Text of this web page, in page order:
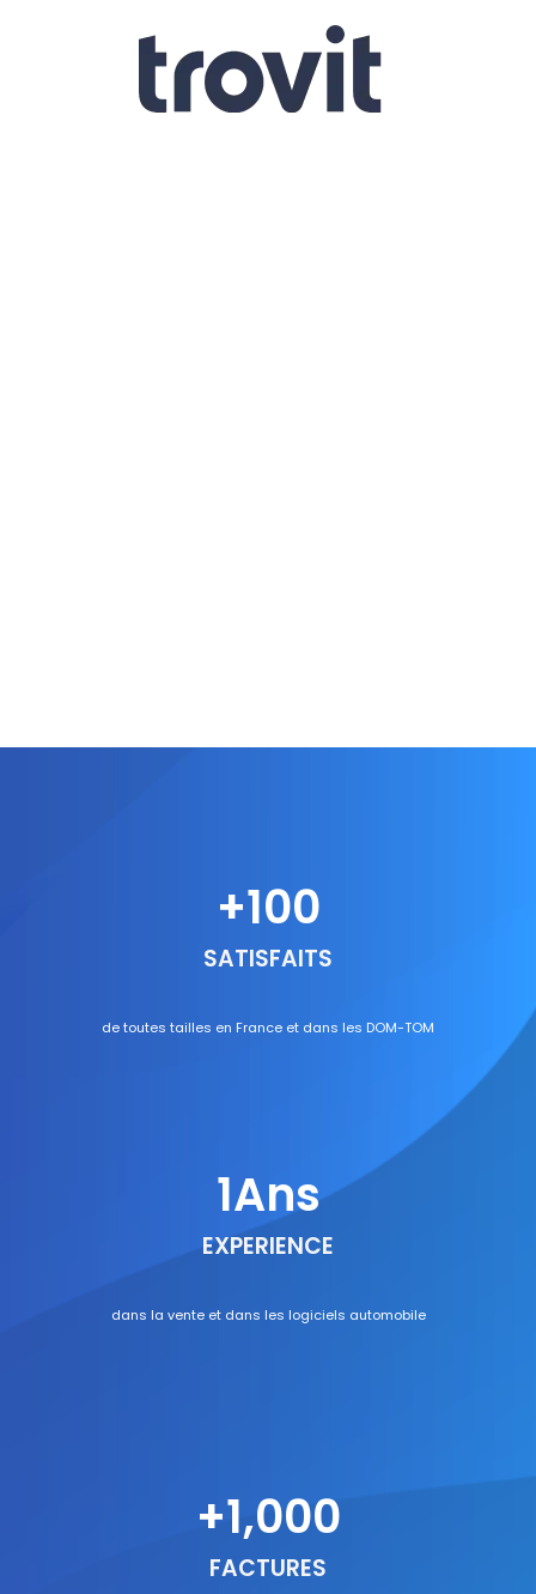
SATISFAITS
+100
de toutes tailles en France et dans les DOM-TOM
EXPERIENCE
1Ans
dans la vente et dans les logiciels automobile
FACTURES
+1,000